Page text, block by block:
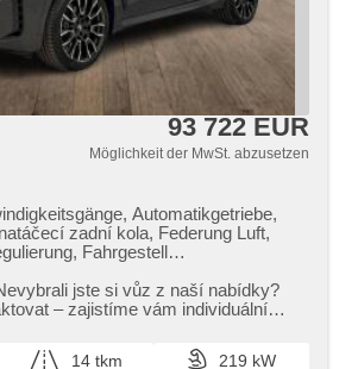
93 722 EUR
Möglichkeit der MwSt. abzusetzen
Automatikgetriebe,
zadní kola, Federung Luft,
Fahrgestell
sedadla, paměť nastavení sedadla
Sitze, Längssitzvorschub,
Holzverkleidung, El.
jste si vůz z naší nabídky?
– zajistíme vám individuální
14 tkm
219 kW